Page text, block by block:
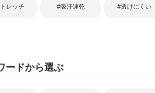
レッチ #吸汗速乾 #透けにくい
ードから選ぶ